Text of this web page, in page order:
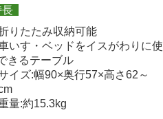
長
りたたみ収納可能
いす・ベッドをイスがわりに使
きるテーブル
イズ:幅90×奥行57×高さ62～
量:約15.3kg